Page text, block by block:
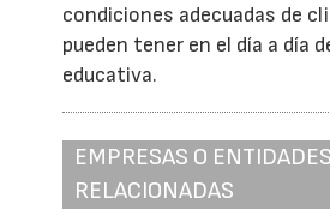
condiciones adecuadas de
pueden tener en el día a día
educativa.
EMPRESAS O ENTIDADES
RELACIONADAS